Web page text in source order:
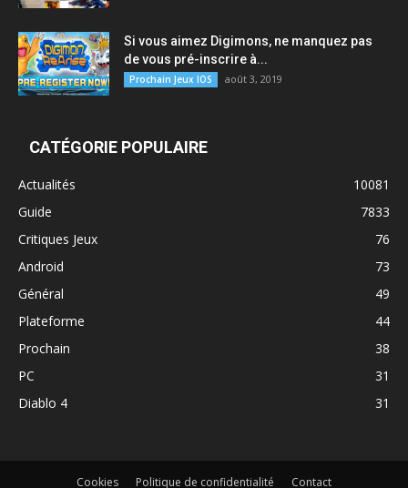
Si vous aimez Digimons, ne manquez pas
de vous pré-inscrire à...
Prochain Jeux IOS août 3, 2019
CATÉGORIE POPULAIRE
Actualités
10081
Guide
7833
Critiques Jeux
76
Android
73
Général
49
Plateforme
44
Prochain
38
PC
31
Diablo 4
31
Cookies Politique de confidentialité Contact